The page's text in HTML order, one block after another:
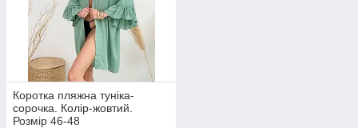
Коротка пляжна туніка-
сорочка. Колір-жовтий.
Розмір 46-48